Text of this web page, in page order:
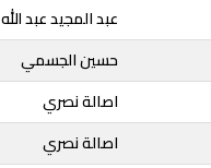
عبد المجيد عبد الله
حسين الجسمي
اصالة نصري
اصالة نصري